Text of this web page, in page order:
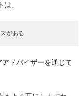
、
がある
ドバイザーを通じて